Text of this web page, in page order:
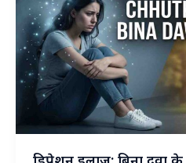
देगा
यह
नया
एयर
कंडीशनर,
खुद
यूनिट